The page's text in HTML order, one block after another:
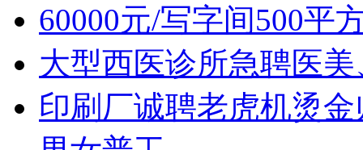
60000元/写字间500平
大型西医诊所急聘医
印刷厂诚聘老虎机烫